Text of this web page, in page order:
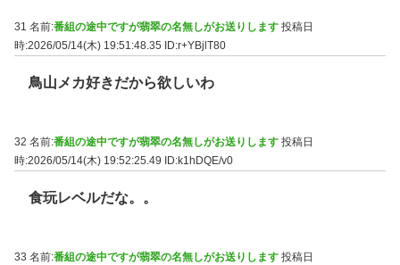
31 名前:番組の途中ですが翡翠の名無しがお送りします 投稿日
時:2026/05/14(木) 19:51:48.35
ID:r+YBjlT80
鳥山メカ好きだから欲しいわ
32 名前:番組の途中ですが翡翠の名無しがお送りします 投稿日
時:2026/05/14(木) 19:52:25.49
ID:k1hDQE/v0
食玩レベルだな。。
33 名前:番組の途中ですが翡翠の名無しがお送りします 投稿日